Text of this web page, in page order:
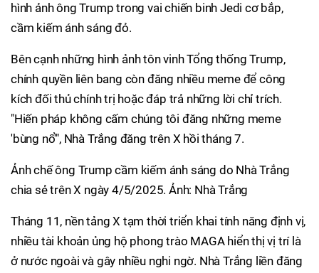
hình ảnh ông Trump trong vai chiến binh Jedi cơ bắp,
cầm kiếm ánh sáng đỏ.
Bên cạnh những hình ảnh tôn vinh Tổng thống Trump,
chính quyền liên bang còn đăng nhiều meme để công
kích đối thủ chính trị hoặc đáp trả những lời chỉ trích.
"Hiến pháp không cấm chúng tôi đăng những meme
'bùng nổ'", Nhà Trắng đăng trên X hồi tháng 7.
Ảnh chế ông Trump cầm kiếm ánh sáng do Nhà Trắng
chia sẻ trên X ngày 4/5/2025. Ảnh: Nhà Trắng
Tháng 11, nền tảng X tạm thời triển khai tính năng định vị,
nhiều tài khoản ủng hộ phong trào MAGA hiển thị vị trí là
ở nước ngoài và gây nhiều nghi ngờ. Nhà Trắng liền đăng